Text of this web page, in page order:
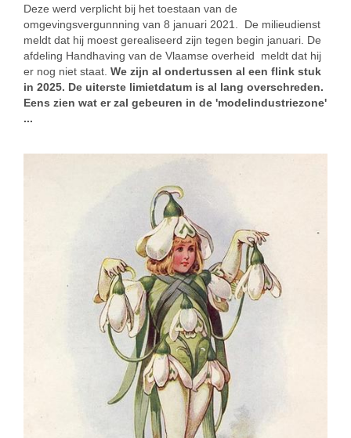
Deze werd verplicht bij het toestaan van de
omgevingsvergunnning van 8 januari 2021. De milieudienst
meldt dat hij moest gerealiseerd zijn tegen begin januari. De
afdeling Handhaving van de Vlaamse overheid meldt dat hij
er nog niet staat. We zijn al ondertussen al een flink stuk
in 2025. De uiterste limietdatum is al lang overschreden.
Eens zien wat er zal gebeuren in de 'modelindustriezone'
...